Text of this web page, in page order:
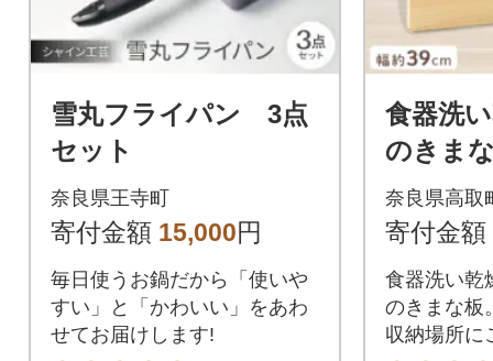
雪丸フライパン 3点
セット
奈良県王寺町
寄付金額 15,000円
毎日使うお鍋だから「使いや
すい」と「かわいい」をあわ
せてお届けします!
食器洗
のきま
タンド
奈良県高取
寄付金額
食器洗い乾
のきまな板
収納場所に